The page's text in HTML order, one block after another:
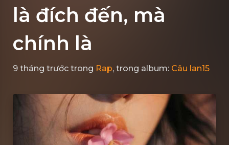
là đích đến, mà
chính là
9 tháng trước trong Rap, trong album: Câu lan15